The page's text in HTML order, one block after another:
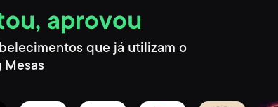
aprovou
que já utilizam o
Mesas